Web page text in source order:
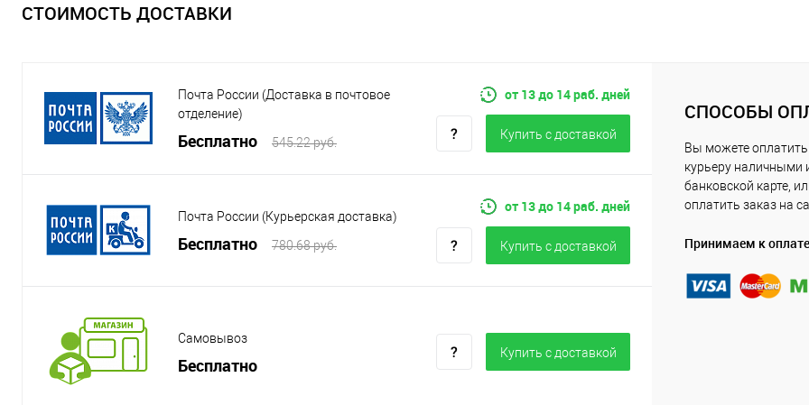
СТОИМОСТЬ ДОСТАВКИ
Почта России (Доставка в почтовое
отделение)
Бесплатно 545.22 руб.
от 13 до 14 раб. дней
Купить c доставкой
Почта России (Курьерская доставка)
Бесплатно 780.68 руб.
от 13 до 14 раб. дней
Купить c доставкой
Самовывоз
Бесплатно
Купить c доставкой
СПОСОБЫ
Вы можете оплатить
курьеру наличными
банковской карте,
оплатить заказ на
Принимаем к оплате